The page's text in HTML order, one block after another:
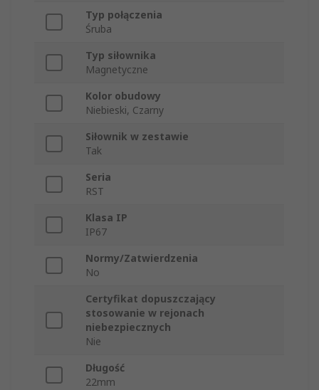
Typ połączenia
Śruba
Typ siłownika
Magnetyczne
Kolor obudowy
Niebieski, Czarny
Siłownik w zestawie
Tak
Seria
RST
Klasa IP
IP67
Normy/Zatwierdzenia
No
Certyfikat dopuszczający
stosowanie w rejonach
niebezpiecznych
Nie
Długość
22mm